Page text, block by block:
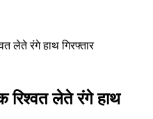
लेते रंगे हाथ गिरफ्तार
रिश्वत लेते रंगे हाथ